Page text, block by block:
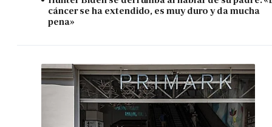
cáncer se ha extendido, es muy duro y da mucha
pena»